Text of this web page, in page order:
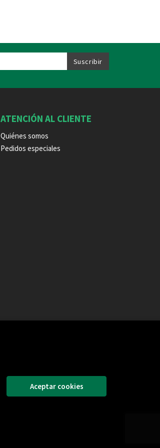
ATENCIÓN AL CLIENTE
Quiénes somos
Pedidos especiales
Aceptar cookies